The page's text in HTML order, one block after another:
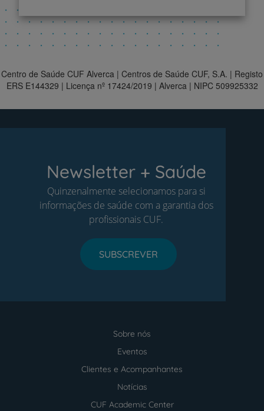
Centro de Saúde CUF Alverca | Centros de Saúde CUF, S.A. | Registo
ERS E144329 | Licença nº 17424/2019 | Alverca | NIPC 509925332
Newsletter + Saúde
Quinzenalmente selecionamos para si
informações de saúde com a garantia dos
profissionais CUF.
SUBSCREVER
Sobre nós
Eventos
Clientes e Acompanhantes
Notícias
CUF Academic Center